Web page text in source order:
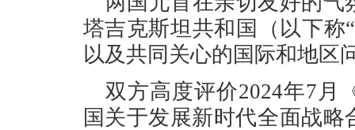
塔吉克斯坦共和国（以下称
以及共同关心的国际和地区
双方高度评价2024年7月
国关于发展新时代全面战